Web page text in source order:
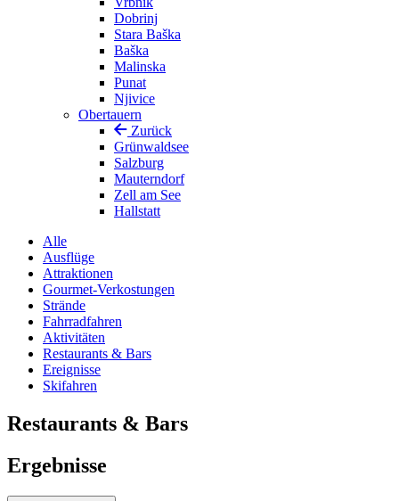
Dobrinj
Stara Baška
Baška
Malinska
Punat
Njivice
Obertauern
Zurück
Grünwaldsee
Salzburg
Mauterndorf
Zell am See
Hallstatt
Alle
Ausflüge
Attraktionen
Gourmet-Verkostungen
Strände
Fahrradfahren
Aktivitäten
Restaurants & Bars
Ereignisse
Skifahren
Restaurants & Bars
Ergebnisse